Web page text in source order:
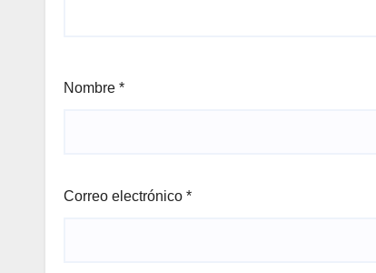
Nombre *
Correo electrónico *